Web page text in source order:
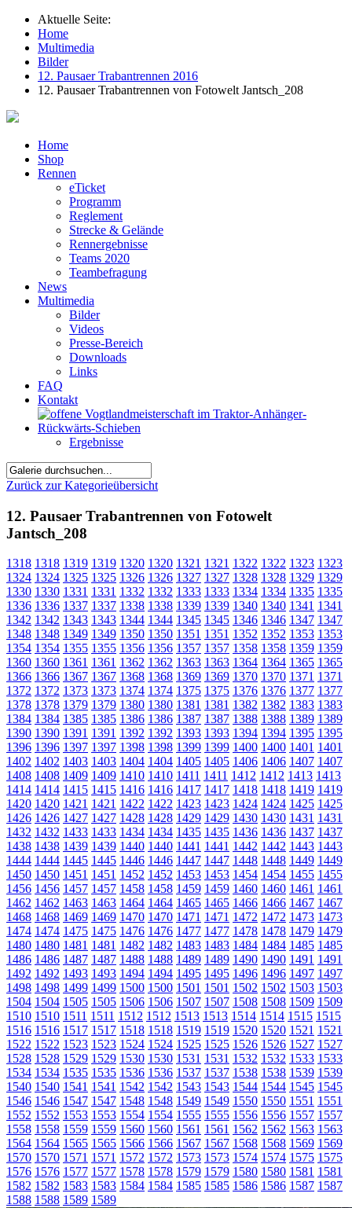
Aktuelle Seite:
Home
Multimedia
Bilder
12. Pausaer Trabantrennen 2016
12. Pausaer Trabantrennen von Fotowelt Jantsch_208
Home
Shop
Rennen
eTicket
Programm
Reglement
Strecke & Gelände
Rennergebnisse
Teams 2020
Teambefragung
News
Multimedia
Bilder
Videos
Presse-Bereich
Downloads
Links
FAQ
Kontakt
Ergebnisse
Zurück zur Kategorieübersicht
12. Pausaer Trabantrennen von Fotowelt
Jantsch_208
1318 1318 1319 1319 1320 1320 1321 1321 1322 1322 1323 1323
1324 1324 1325 1325 1326 1326 1327 1327 1328 1328 1329 1329
1330 1330 1331 1331 1332 1332 1333 1333 1334 1334 1335 1335
1336 1336 1337 1337 1338 1338 1339 1339 1340 1340 1341 1341
1342 1342 1343 1343 1344 1344 1345 1345 1346 1346 1347 1347
1348 1348 1349 1349 1350 1350 1351 1351 1352 1352 1353 1353
1354 1354 1355 1355 1356 1356 1357 1357 1358 1358 1359 1359
1360 1360 1361 1361 1362 1362 1363 1363 1364 1364 1365 1365
1366 1366 1367 1367 1368 1368 1369 1369 1370 1370 1371 1371
1372 1372 1373 1373 1374 1374 1375 1375 1376 1376 1377 1377
1378 1378 1379 1379 1380 1380 1381 1381 1382 1382 1383 1383
1384 1384 1385 1385 1386 1386 1387 1387 1388 1388 1389 1389
1390 1390 1391 1391 1392 1392 1393 1393 1394 1394 1395 1395
1396 1396 1397 1397 1398 1398 1399 1399 1400 1400 1401 1401
1402 1402 1403 1403 1404 1404 1405 1405 1406 1406 1407 1407
1408 1408 1409 1409 1410 1410 1411 1411 1412 1412 1413 1413
1414 1414 1415 1415 1416 1416 1417 1417 1418 1418 1419 1419
1420 1420 1421 1421 1422 1422 1423 1423 1424 1424 1425 1425
1426 1426 1427 1427 1428 1428 1429 1429 1430 1430 1431 1431
1432 1432 1433 1433 1434 1434 1435 1435 1436 1436 1437 1437
1438 1438 1439 1439 1440 1440 1441 1441 1442 1442 1443 1443
1444 1444 1445 1445 1446 1446 1447 1447 1448 1448 1449 1449
1450 1450 1451 1451 1452 1452 1453 1453 1454 1454 1455 1455
1456 1456 1457 1457 1458 1458 1459 1459 1460 1460 1461 1461
1462 1462 1463 1463 1464 1464 1465 1465 1466 1466 1467 1467
1468 1468 1469 1469 1470 1470 1471 1471 1472 1472 1473 1473
1474 1474 1475 1475 1476 1476 1477 1477 1478 1478 1479 1479
1480 1480 1481 1481 1482 1482 1483 1483 1484 1484 1485 1485
1486 1486 1487 1487 1488 1488 1489 1489 1490 1490 1491 1491
1492 1492 1493 1493 1494 1494 1495 1495 1496 1496 1497 1497
1498 1498 1499 1499 1500 1500 1501 1501 1502 1502 1503 1503
1504 1504 1505 1505 1506 1506 1507 1507 1508 1508 1509 1509
1510 1510 1511 1511 1512 1512 1513 1513 1514 1514 1515 1515
1516 1516 1517 1517 1518 1518 1519 1519 1520 1520 1521 1521
1522 1522 1523 1523 1524 1524 1525 1525 1526 1526 1527 1527
1528 1528 1529 1529 1530 1530 1531 1531 1532 1532 1533 1533
1534 1534 1535 1535 1536 1536 1537 1537 1538 1538 1539 1539
1540 1540 1541 1541 1542 1542 1543 1543 1544 1544 1545 1545
1546 1546 1547 1547 1548 1548 1549 1549 1550 1550 1551 1551
1552 1552 1553 1553 1554 1554 1555 1555 1556 1556 1557 1557
1558 1558 1559 1559 1560 1560 1561 1561 1562 1562 1563 1563
1564 1564 1565 1565 1566 1566 1567 1567 1568 1568 1569 1569
1570 1570 1571 1571 1572 1572 1573 1573 1574 1574 1575 1575
1576 1576 1577 1577 1578 1578 1579 1579 1580 1580 1581 1581
1582 1582 1583 1583 1584 1584 1585 1585 1586 1586 1587 1587
1588 1588 1589 1589